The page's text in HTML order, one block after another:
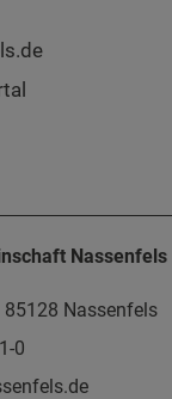
Nassenfels
85128 Nassenfels
0